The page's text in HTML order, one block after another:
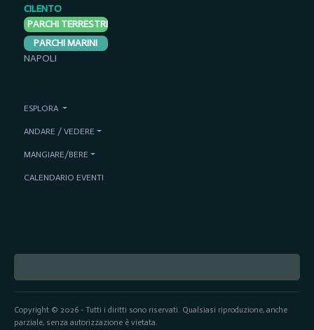
Copyright © 2026 - Tutti i diritti sono riservati. Qualsiasi riproduzione, anche
parziale, senza autorizzazione è vietata.
CILENTO
PARCHI TERRESTRI
PARCHI MARINI
NAPOLI
ESPLORA
ANDARE / VEDERE
MANGIARE/BERE
CALENDARIO EVENTI